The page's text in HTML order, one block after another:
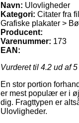
Navn: Ulovligheder
Kategori: Citater fra
Grafiske plakater >
Producent:
Varenummer: 173
EAN:
Vurderet til 4.2 ud af
En stor portion
er mest populær er i
dig. Fragttypen er
Ulovligheder.